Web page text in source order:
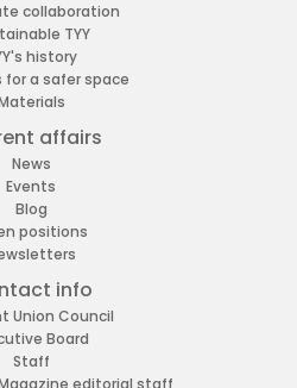
collaboration
TYY
history
for a safer space
affairs
News
Events
Blog
positions
info
Union Council
Board
Staff
editorial staff